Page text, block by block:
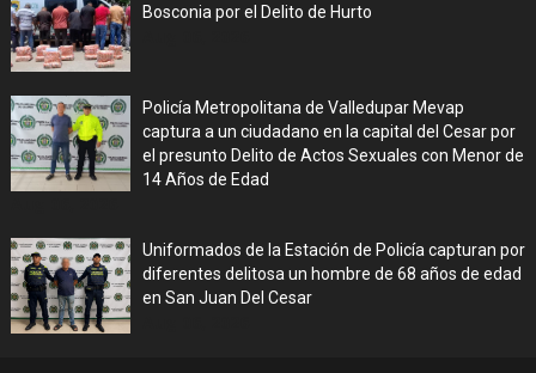
Bosconia por el Delito de Hurto
Policía Metropolitana de Valledupar Mevap
captura a un ciudadano en la capital del Cesar por
el presunto Delito de Actos Sexuales con Menor de
14 Años de Edad
Uniformados de la Estación de Policía capturan por
diferentes delitosa un hombre de 68 años de edad
en San Juan Del Cesar